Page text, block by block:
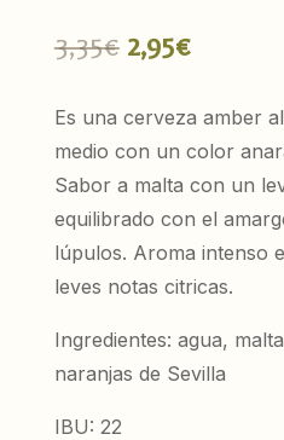
3,35€ El
original
era:
3,35€.
2,95€El
actual
es:
2,95€.
Es una cerveza amber
medio con un color
Sabor a malta con un
equilibrado con el
lúpulos. Aroma intenso
leves notas citricas.
Ingredientes: agua,
naranjas de Sevilla
IBU: 22